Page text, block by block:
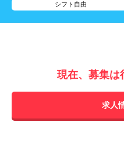
シフト自由
現在、募集は
求人